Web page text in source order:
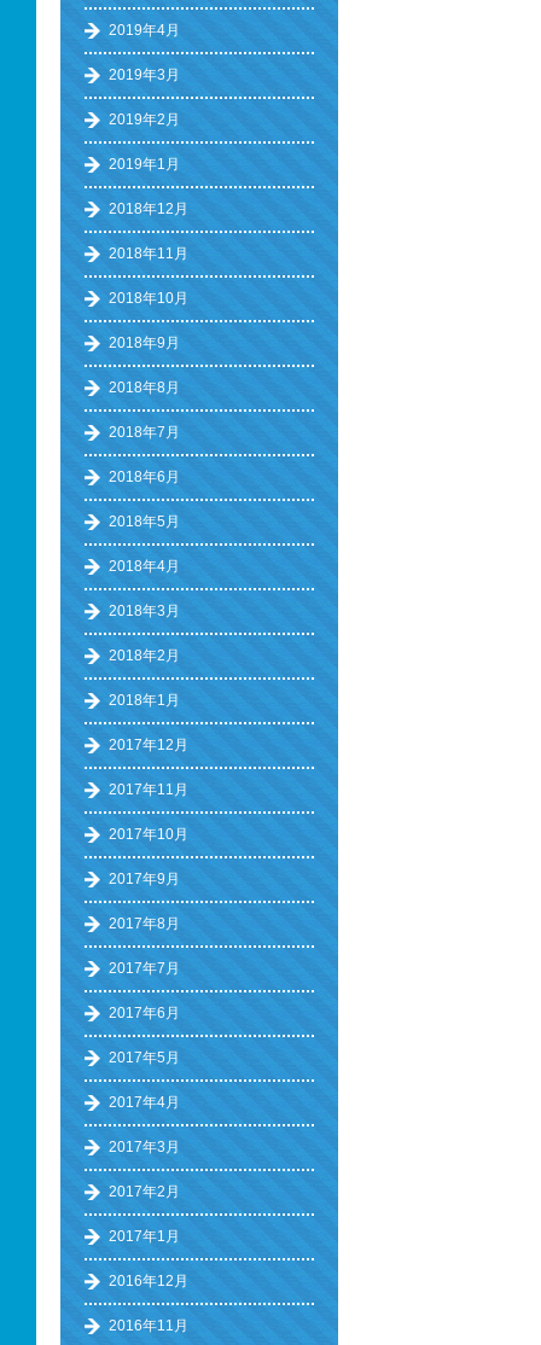
2019年4月
2019年3月
2019年2月
2019年1月
2018年12月
2018年11月
2018年10月
2018年9月
2018年8月
2018年7月
2018年6月
2018年5月
2018年4月
2018年3月
2018年2月
2018年1月
2017年12月
2017年11月
2017年10月
2017年9月
2017年8月
2017年7月
2017年6月
2017年5月
2017年4月
2017年3月
2017年2月
2017年1月
2016年12月
2016年11月